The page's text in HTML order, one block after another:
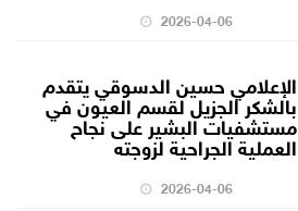
2026-04-06
الإعلامي حسين الدسوقي يتقدم
بالشكر الجزيل لقسم العيون في
مستشفيات البشير على نجاح
العملية الجراحية لزوجته
2026-04-06